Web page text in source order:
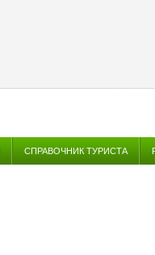
СПРАВОЧНИК ТУРИСТА